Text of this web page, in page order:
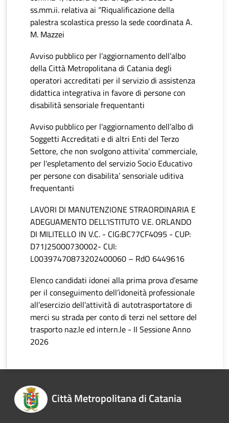
ss.mm.ii. relativa ai “Riqualificazione della
palestra scolastica presso la sede coordinata A.
M. Mazzei
Avviso pubblico per l’aggiornamento dell’albo
della Città Metropolitana di Catania degli
operatori accreditati per il servizio di assistenza
didattica integrativa in favore di persone con
disabilità sensoriale frequentanti
Avviso pubblico per l'aggiornamento dell’albo di
Soggetti Accreditati e di altri Enti del Terzo
Settore, che non svolgono attivita' commerciale,
per l'espletamento del servizio Socio Educativo
per persone con disabilita’ sensoriale uditiva
frequentanti
LAVORI DI MANUTENZIONE STRAORDINARIA E
ADEGUAMENTO DELL'ISTITUTO V.E. ORLANDO
DI MILITELLO IN V.C. - CIG:BC77CF4095 - CUP:
D71J25000730002- CUI:
L00397470873202400060 – RdO 6449616
Elenco candidati idonei alla prima prova d’esame
per il conseguimento dell’idoneità professionale
all’esercizio dell’attività di autotrasportatore di
merci su strada per conto di terzi nel settore del
trasporto naz.le ed intern.le - II Sessione Anno
2026
Città Metropolitana di Catania